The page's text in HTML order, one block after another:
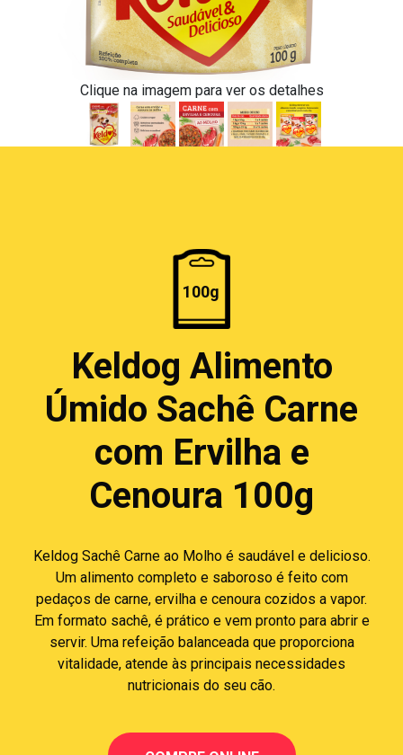
Clique na imagem para ver os detalhes
100g
Keldog Alimento
Úmido Sachê Carne
com Ervilha e
Cenoura 100g
Keldog Sachê Carne ao Molho é saudável e delicioso.
Um alimento completo e saboroso é feito com
pedaços de carne, ervilha e cenoura cozidos a vapor.
Em formato sachê, é prático e vem pronto para abrir e
servir. Uma refeição balanceada que proporciona
vitalidade, atende às principais necessidades
nutricionais do seu cão.